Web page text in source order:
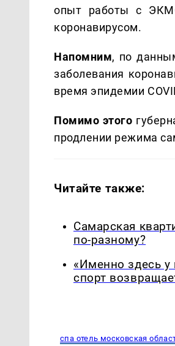
опыт работы с
коронавирусом.
Напомним, по
заболевания
время эпидемии
Помимо этого
продлении режима
Читайте также:
Самарская
по-разному?
«Именно здесь
спорт
спа отель московская